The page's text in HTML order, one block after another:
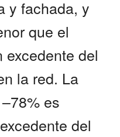
y fachada, y
que el
excedente del
la red. La
es
del